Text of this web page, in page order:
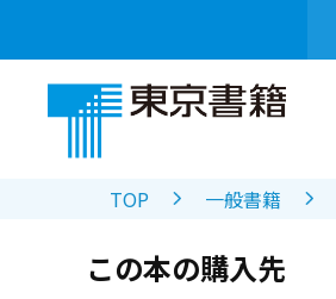
TOP 一般書籍
この本の購入先